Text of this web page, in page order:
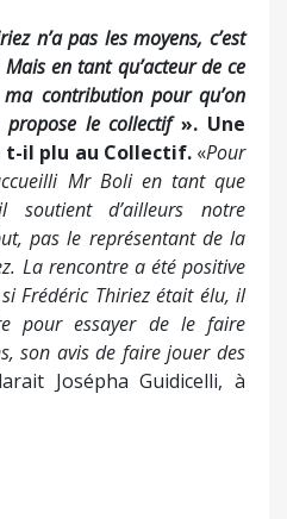
n’a pas les moyens, c’est
en tant qu’acteur de ce
contribution pour qu’on
le collectif». Une
t-il plu au Collectif.«Pour
Mr Boli en tant que
d’ailleurs notre
pas le représentant de la
La rencontre a été positive
Frédéric Thiriez était élu, il
pour essayer de le faire
son avis de faire jouer des
Josépha Guidicelli, à